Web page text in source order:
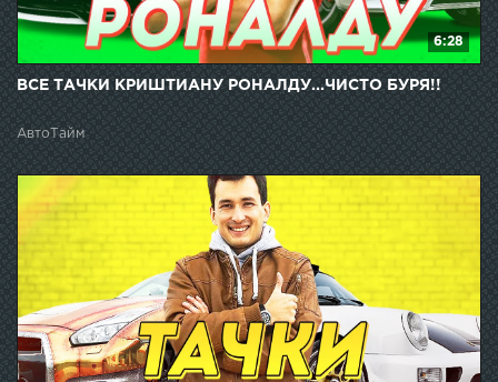
6:28
ВСЕ ТАЧКИ КРИШТИАНУ РОНАЛДУ...ЧИСТО БУРЯ!!
АвтоТайм